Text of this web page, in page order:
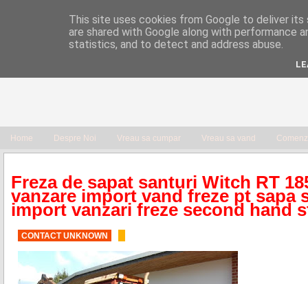
Home Despre Noi Vreau sa cumpar Vreau sa vand
Freza de sapat santuri Witch RT
vanzare import vand freze pt sapa
import vanzari freze second hand
CONTACT UNKNOWN
This site uses cookies from Google to deliver
are shared with Google along with performance
statistics, and to detect and address abuse.